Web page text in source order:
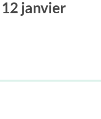
janvier